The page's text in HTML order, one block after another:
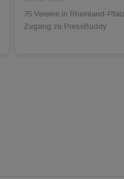
75 Vereine in Rheinland-
Zugang zu PressBuddy